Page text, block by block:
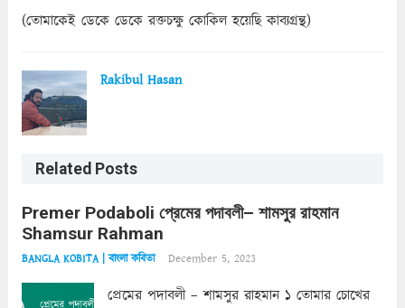
(তোমাকেই ডেকে ডেকে রক্তচক্ষু কোকিল হয়েছি কাব্যগ্রন্থ)
Rakibul Hasan
Related Posts
Premer Podaboli প্রেমের পদাবলী– শামসুর রাহমান
Shamsur Rahman
BANGLA KOBITA | বাংলা কবিতা December 5, 2023
প্রেমের পদাবলী – শামসুর রাহমান ১ তোমার চোখের